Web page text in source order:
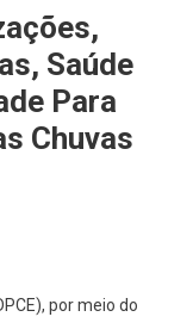
Saúde
Para
Chuvas
por meio do